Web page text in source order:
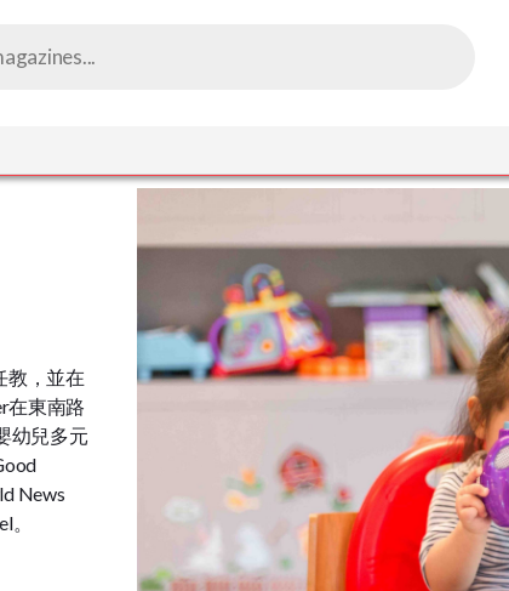
教，並在
在東南路
幼兒多元
News